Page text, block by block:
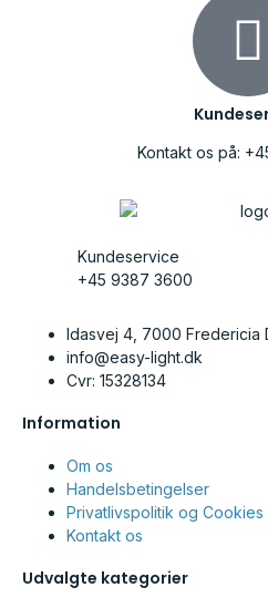
Kontakt os på:
Kundeservice
+45 9387 3600
Idasvej 4, 7000 Fredericia
info@easy-light.dk
Cvr: 15328134
Information
Om os
Handelsbetingelser
Privatlivspolitik og Cookies
Kontakt os
Udvalgte kategorier